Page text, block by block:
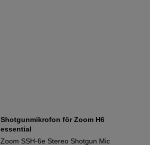
Shotgunmikrofon för Zoom H6
essential
Zoom SSH-6e Stereo Shotgun Mic